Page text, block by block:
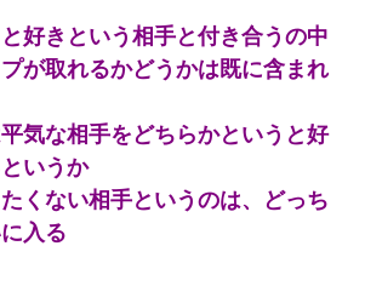
へ出かけた嫁→翌日、嫁「ただいま～」旦
度も連絡したのに…」嫁「えっ」→なん
勤続１０年、手取り１４万 → 俺「２２万も
た。転職したい」義父「クビ！（激怒」嫁
好きという相手と付き合うの中
が取れるかどうかは既に含まれ
気な相手をどちらかというと好
いうか
くない相手というのは、どっち
入る